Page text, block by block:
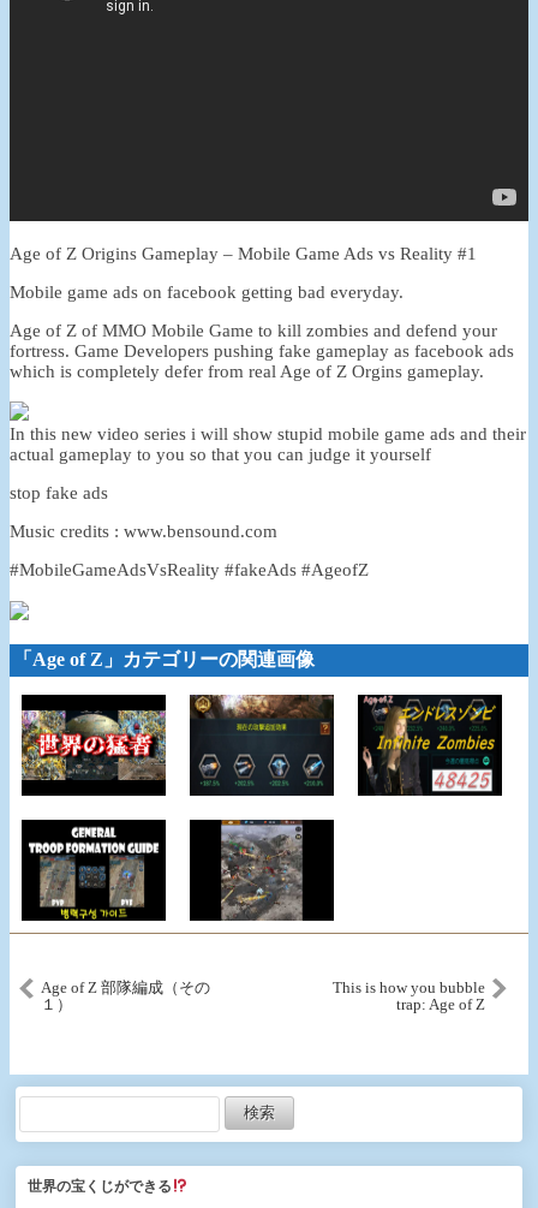
Age of Z Origins Gameplay – Mobile Game Ads vs Reality #1
Mobile game ads on facebook getting bad everyday.
Age of Z of MMO Mobile Game to kill zombies and defend your
fortress. Game Developers pushing fake gameplay as facebook ads
which is completely defer from real Age of Z Orgins gameplay.
In this new video series i will show stupid mobile game ads and their
actual gameplay to you so that you can judge it yourself
stop fake ads
Music credits : www.bensound.com
#MobileGameAdsVsReality #fakeAds #AgeofZ
「Age of Z」カテゴリーの関連画像
Age of Z 部隊編成（その
１）
This is how you bubble
trap: Age of Z
世界の宝くじができる